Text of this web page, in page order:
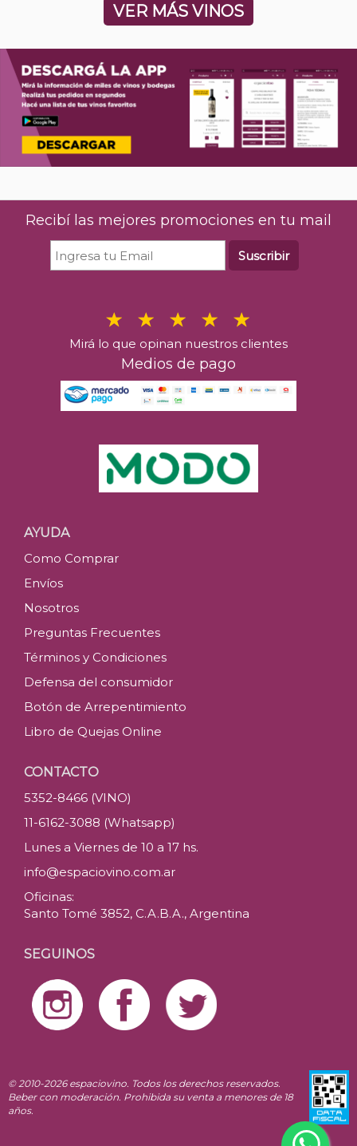
VER MÁS VINOS
Recibí las mejores promociones en tu mail
Suscribir
Mirá lo que opinan nuestros clientes
Medios de pago
AYUDA
Como Comprar
Envíos
Nosotros
Preguntas Frecuentes
Términos y Condiciones
Defensa del consumidor
Botón de Arrepentimiento
Libro de Quejas Online
CONTACTO
5352-8466 (VINO)
11-6162-3088 (Whatsapp)
Lunes a Viernes de 10 a 17 hs.
info@espaciovino.com.ar
Oficinas:
Santo Tomé 3852, C.A.B.A., Argentina
SEGUINOS
© 2010-2026 espaciovino. Todos los derechos reservados.
Beber con moderación. Prohibida su venta a menores de 18
años.